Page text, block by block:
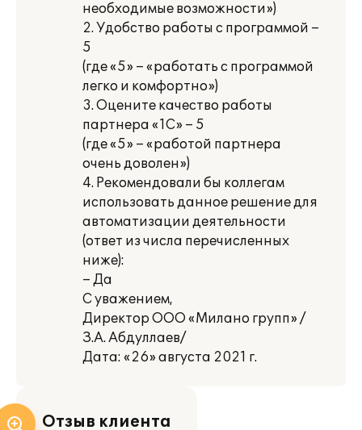
необходимые возможности»)
2. Удобство работы с программой –
5
(где «5» – «работать с программой
легко и комфортно»)
3. Оцените качество работы
партнера «1С» – 5
(где «5» – «работой партнера
очень доволен»)
4. Рекомендовали бы коллегам
использовать данное решение для
автоматизации деятельности
(ответ из числа перечисленных
ниже):
– Да
С уважением,
Директор ООО «Милано групп» /
З.А. Абдуллаев/
Дата: «26» августа 2021 г.
Отзыв клиента